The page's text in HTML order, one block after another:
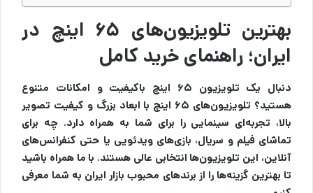
بهترین تلویزیون‌های ۶۵ اینچ در
ایران؛ راهنمای خرید کامل
دنبال یک تلویزیون ۶۵ اینچ باکیفیت و امکانات متنوع
هستید؟ تلویزیون‌های ۶۵ اینچ با ابعاد بزرگ و کیفیت تصویر
بالا، تجربه‌ای سینمایی را برای شما به همراه دارد. چه برای
تماشای فیلم و سریال، بازی‌های ویدئویی یا حتی کنفرانس‌های
آنلاین، این تلویزیون‌ها انتخابی عالی هستند. با ما همراه باشید
تا بهترین گزینه‌ها را از برندهای محبوب بازار ایران به شما معرفی